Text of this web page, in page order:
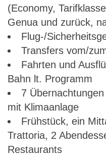
(Economy,
Genua und zurück,
Flug-/
Transfers vom/
Fahrten und
Bahn lt. Programm
7
mit Klimaanlage
Frühstück, ein
Trattoria, 2
Restaurants